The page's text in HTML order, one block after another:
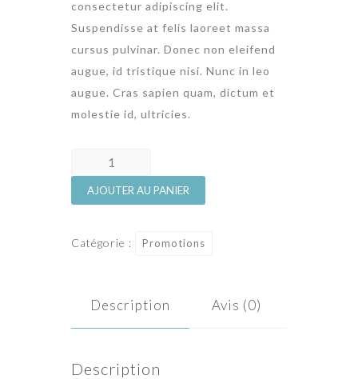
consectetur adipiscing elit.
Suspendisse at felis laoreet massa
cursus pulvinar. Donec non eleifend
augue, id tristique nisi. Nunc in leo
augue. Cras sapien quam, dictum et
molestie id, ultricies.
quantité
de
Autumn
AJOUTER AU PANIER
Catégorie : Promotions
Description Avis (0)
Description